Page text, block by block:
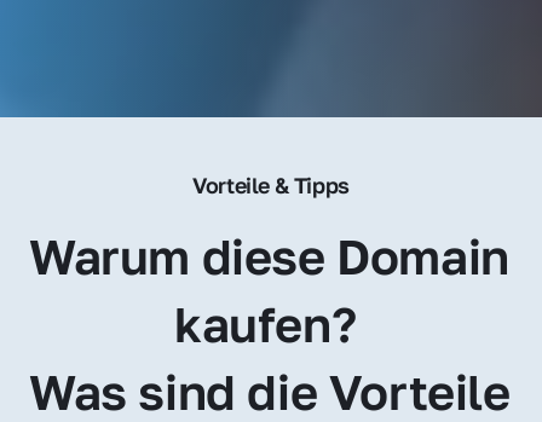
Vorteile & Tipps
Warum diese Domain
kaufen?
Was sind die Vorteile